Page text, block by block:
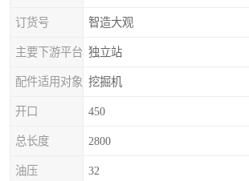
订货号 智造大观
主要下游平台 独立站
配件适用对象 挖掘机
开口 450
总长度 2800
油压 32